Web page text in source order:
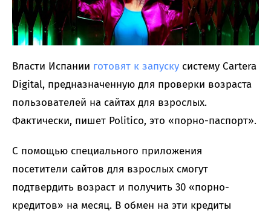
Власти Испании готовят к запуску систему Cartera
Digital, предназначенную для проверки возраста
пользователей на сайтах для взрослых.
Фактически, пишет Politico, это «порно-паспорт».
С помощью специального приложения
посетители сайтов для взрослых смогут
подтвердить возраст и получить 30 «порно-
кредитов» на месяц. В обмен на эти кредиты